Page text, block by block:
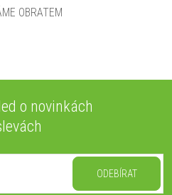
OBRATEM
o novinkách
ODEBÍRAT